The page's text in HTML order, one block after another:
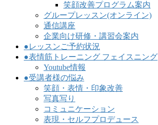
笑顔改善プログラム案内
グループレッスン(オンライン)
通信講座
企業向け研修・講習会案内
●レッスンご予約状況
●表情筋トレーニング フェイスニング
Youtube情報
●受講者様の悩み
笑顔・表情・印象改善
写真写り
コミュニケーション
表現・セルフプロデュース